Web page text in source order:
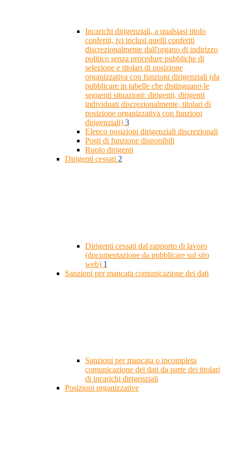
Incarichi dirigenziali, a qualsiasi titolo
conferiti, ivi inclusi quelli conferiti
discrezionalmente dall'organo di indirizzo
politico senza procedure pubbliche di
selezione e titolari di posizione
organizzativa con funzioni dirigenziali (da
pubblicare in tabelle che distinguano le
seguenti situazioni: dirigenti, dirigenti
individuati discrezionalmente, titolari di
posizione organizzativa con funzioni
dirigenziali) 3
Elenco posizioni dirigenziali discrezionali
Posti di funzione disponibili
Ruolo dirigenti
Dirigenti cessati 2
Dirigenti cessati dal rapporto di lavoro
(documentazione da pubblicare sul sito
web) 1
Sanzioni per mancata comunicazione dei dati
Sanzioni per mancata o incompleta
comunicazione dei dati da parte dei titolari
di incarichi dirigenziali
Posizioni organizzative